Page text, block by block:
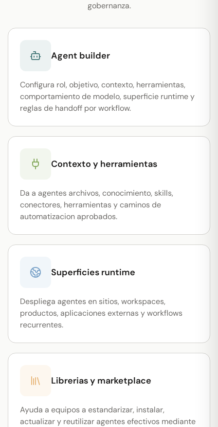
gobernanza.
Agent builder
Configura rol, objetivo, contexto, herramientas,
comportamiento de modelo, superficie runtime y
reglas de handoff por workflow.
Contexto y herramientas
Da a agentes archivos, conocimiento, skills,
conectores, herramientas y caminos de
automatizacion aprobados.
Superficies runtime
Despliega agentes en sitios, workspaces,
productos, aplicaciones externas y workflows
recurrentes.
Librerias y marketplace
Ayuda a equipos a estandarizar, instalar,
actualizar y reutilizar agentes efectivos mediante